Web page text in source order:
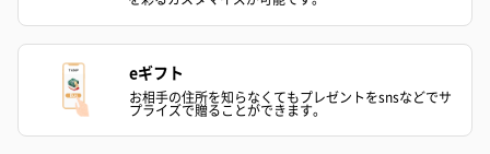
eギフト
お相手の住所を知らなくてもプレゼントをsnsなどでサ
プライズで贈ることができます。